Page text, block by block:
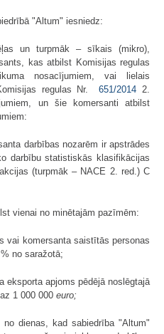
"Altum" iesniedz:
un turpmāk – sīkais (mikro),
kas atbilst Komisijas regulas
nosacījumiem, vai lielais
regulas Nr.
651/2014 2.
un šie komersanti atbilst
darbības nozarēm ir apstrādes
darbību statistiskās klasifikācijas
(turpmāk – NACE 2. red.) C
vienai no minētajām pazīmēm:
vai komersanta saistītās personas
no saražotā;
eksporta apjoms pēdējā noslēgtajā
1 000 000 euro;
dienas, kad sabiedrība "Altum"